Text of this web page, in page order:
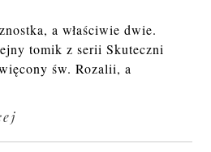
a właściwie dwie.
tomik z serii Skuteczni
św. Rozalii, a